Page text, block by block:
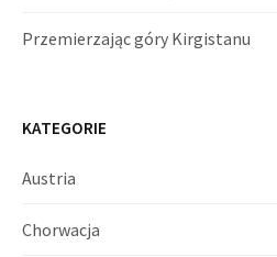
Przemierzając góry Kirgistanu
KATEGORIE
Austria
Chorwacja